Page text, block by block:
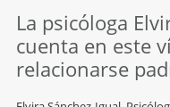
La psicóloga
cuenta en este
relacionarse